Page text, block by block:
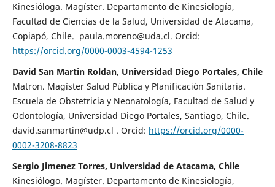
Kinesióloga. Magíster. Departamento de Kinesiología,
Facultad de Ciencias de la Salud, Universidad de Atacama,
Copiapó, Chile. paula.moreno@uda.cl. Orcid:
https://orcid.org/0000-0003-4594-1253
David San Martin Roldan, Universidad Diego Portales, Chile
Matron. Magíster Salud Pública y Planificación Sanitaria.
Escuela de Obstetricia y Neonatología, Facultad de Salud y
Odontología, Universidad Diego Portales, Santiago, Chile.
david.sanmartin@udp.cl . Orcid: https://orcid.org/0000-
0002-3208-8823
Sergio Jimenez Torres, Universidad de Atacama, Chile
Kinesiólogo. Magíster. Departamento de Kinesiología,